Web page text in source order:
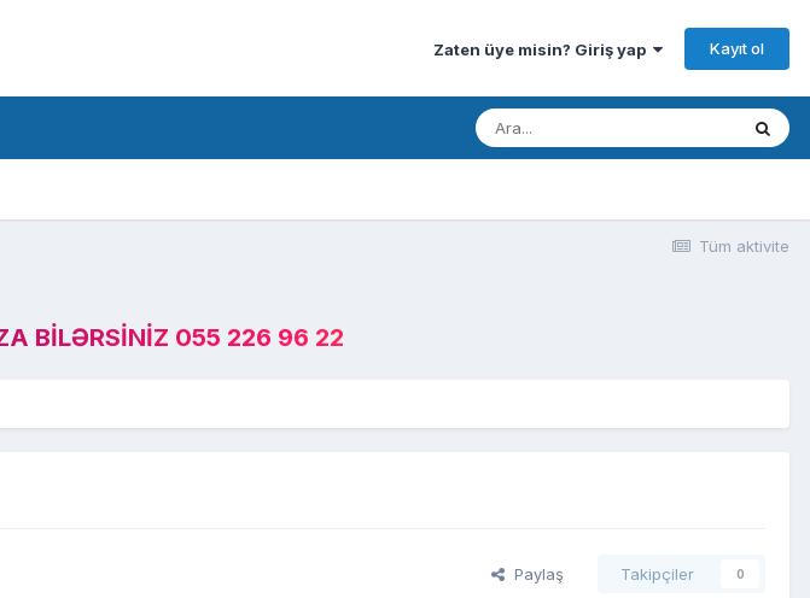
Zaten üye misin? Giriş yap Kayıt ol
Tüm aktivite
BILƏRSINIZ 055 226 96 22
Paylaş Takipçiler 0